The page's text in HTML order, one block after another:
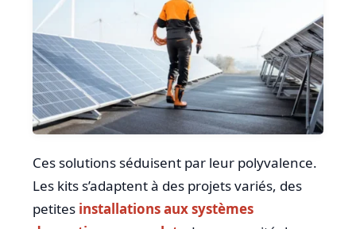
Ces solutions séduisent par leur polyvalence.
Les kits s’adaptent à des projets variés, des
petites installations aux systèmes